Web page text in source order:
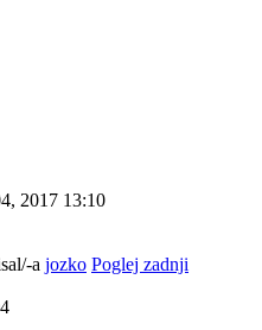
2017 13:10
a jozko Poglej zadnji